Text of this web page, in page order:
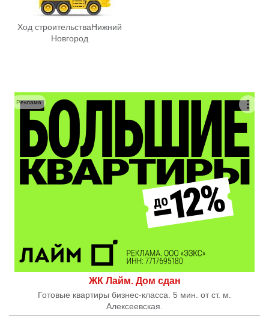
Ход строительстваНижний
Новгород
ЖК Лайм. Дом сдан
Готовые квартиры бизнес-класса. 5 мин. от ст. м.
Алексеевская.
Реклама